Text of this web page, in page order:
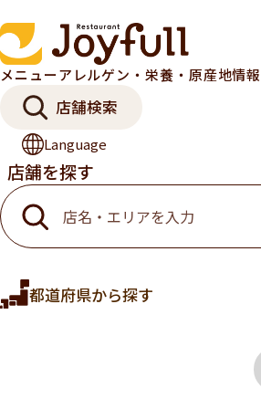
メニューアレルゲン・栄養・原産地情報
店舗検索
Language
店舗を探す
都道府県から探す